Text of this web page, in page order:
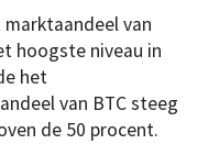
van
hoogste niveau in
het
van BTC steeg
de 50 procent.